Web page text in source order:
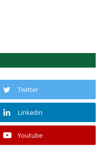
Twitter
Linkedin
Youtube